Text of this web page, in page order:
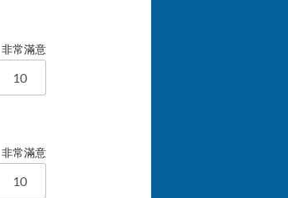
非常滿意
10
非常滿意
10